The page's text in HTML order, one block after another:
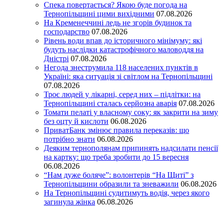
Спека повертається? Якою буде погода на
Тернопільщині цими вихідними 07.08.2026
На Кременеччині ледь не згорів будинок та
господарство 07.08.2026
Рівень води впав до історичного мінімуму: які
будуть наслідки катастрофічного маловоддя на
Дністрі 07.08.2026
Негода знеструмила 118 населених пунктів в
Україні: яка ситуація зі світлом на Тернопільщині
07.08.2026
Троє людей у лікарні, серед них – підлітки: на
Тернопільщині сталась серйозна аварія 07.08.2026
Томати пелаті у власному соку: як закрити на зиму
без оцту й кислоти 06.08.2026
ПриватБанк змінює правила переказів: що
потрібно знати 06.08.2026
Деяким тернополянам припинять надсилати пенсії
на картку: що треба зробити до 15 вересня
06.08.2026
“Нам дуже боляче”: волонтерів “На Щиті” з
Тернопільщини образили та зневажили 06.08.2026
На Тернопільщині судитимуть водія, через якого
загинула жінка 06.08.2026